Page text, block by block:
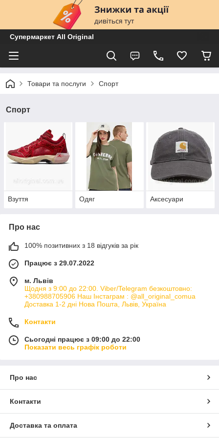
Супермаркет All Original
Товари та послуги Спорт
Спорт
Взуття Одяг Аксесуари
Про нас
100% позитивних з 18 відгуків за рік
Працює з 29.07.2022
м. Львів
Щодня з 9:00 до 22:00. Viber/Telegram безкоштовно:
+380988705906 Наш Інстаграм : @all_original_comua
Доставка 1-2 дні Нова Пошта, Львів, Україна
Контакти
Сьогодні працює з 09:00 до 22:00
Показати весь графік роботи
Про нас
Контакти
Доставка та оплата